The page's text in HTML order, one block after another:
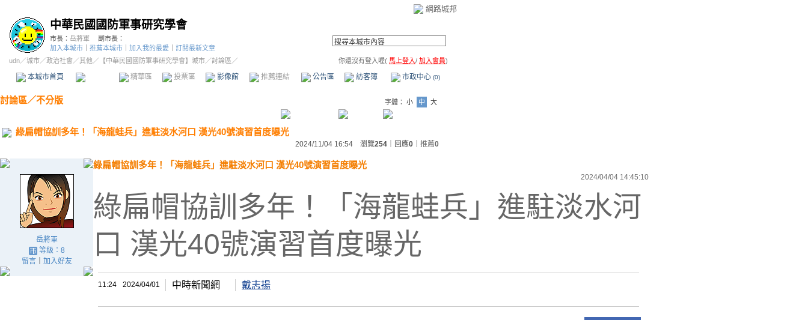
網路城邦
中華民國國防軍事研究學會
市長： 岳將軍
副市長：
加入本城市
推薦本城市 加入我的最愛
訂閱最新文章
udn／城市／政治社會 ／其他 ／ 【中華民國國防軍事研究學會】城市／討論區／ 你還沒有登入喔( 馬上登入/ 加入會員)
本城市首頁 精華區 投票區 影像館 推薦連結 公告區 訪客簿 市政中心 (0)
討論區／不分版 字體： 小 中 大
綠扁帽協訓多年！「海龍蛙兵」進駐淡水河口 漢光40號演習首度曝光
2024/11/04 16:54 瀏覽254 ｜回應0 推薦0
岳將軍
等級：8
留言｜ 加入好友
綠扁帽協訓多年！「海龍蛙兵」進駐淡水河口 漢光40號演習首度曝光
2024/04/04 14:45:10
綠扁帽協訓多年！「海龍蛙兵」進駐淡水河
口 漢光40號演習首度曝光
11:24 2024/04/01 中時新聞網 戴志揚